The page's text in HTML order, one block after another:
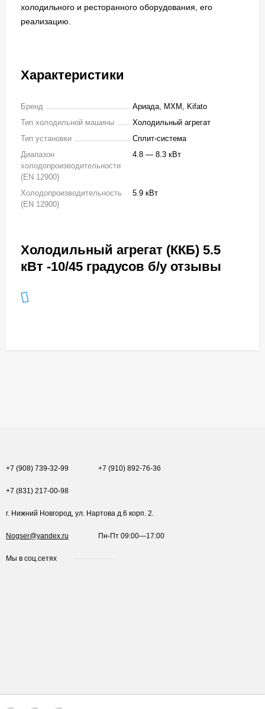
холодильного и ресторанного оборудования, его
реализацию.
Характеристики
Бренд
Ариада, МХМ, Kifato
Тип холодильной машины
Холодильный агрегат
Тип установки
Сплит-система
Диапазон
холодопроизводительности
(EN 12900)
4.8 — 8.3 кВт
Холодопроизводительность
(EN 12900)
5.9 кВт
Холодильный агрегат (ККБ) 5.5
кВт -10/45 градусов б/у отзывы
+7 (908) 739-32-99 +7 (910) 892-76-36
+7 (831) 217-00-98
г. Нижний Новгород, ул. Нартова д.6 корп. 2.
Nogser@yandex.ru Пн-Пт 09:00—17:00
Мы в соц.сетях